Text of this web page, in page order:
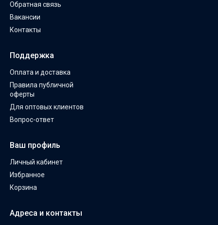
Обратная связь
Вакансии
Контакты
Поддержка
Оплата и доставка
Правила публичной
оферты
Для оптовых клиентов
Вопрос-ответ
Ваш профиль
Личный кабинет
Избранное
Корзина
Адреса и контакты